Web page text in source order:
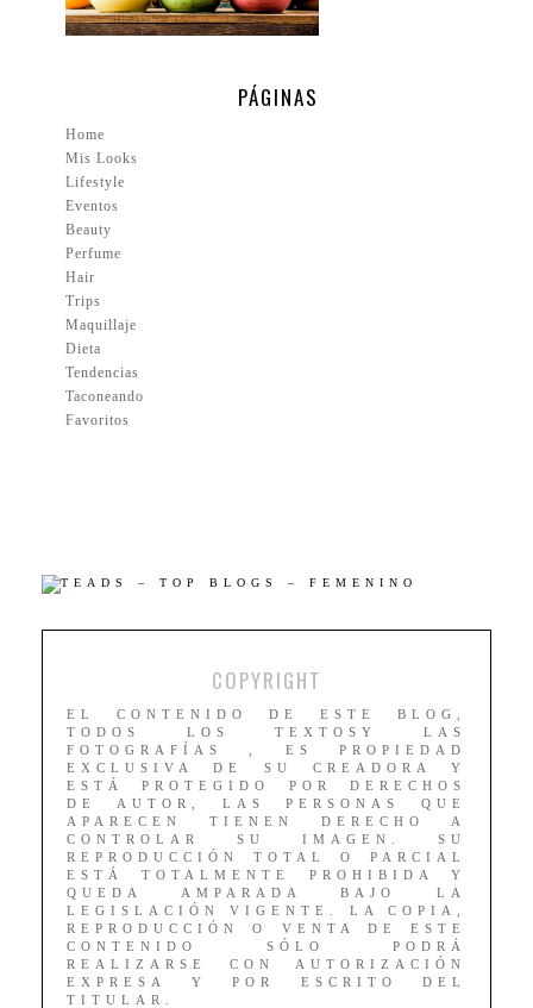
PÁGINAS
Home
Mis Looks
Lifestyle
Eventos
Beauty
Perfume
Hair
Trips
Maquillaje
Dieta
Tendencias
Taconeando
Favoritos
COPYRIGHT
EL CONTENIDO DE ESTE BLOG,
TODOS LOS TEXTOSY LAS
FOTOGRAFÍAS , ES PROPIEDAD
EXCLUSIVA DE SU CREADORA Y
ESTÁ PROTEGIDO POR DERECHOS
DE AUTOR, LAS PERSONAS QUE
APARECEN TIENEN DERECHO A
CONTROLAR SU IMAGEN. SU
REPRODUCCIÓN TOTAL O PARCIAL
ESTÁ TOTALMENTE PROHIBIDA Y
QUEDA AMPARADA BAJO LA
LEGISLACIÓN VIGENTE. LA COPIA,
REPRODUCCIÓN O VENTA DE ESTE
CONTENIDO SÓLO PODRÁ
REALIZARSE CON AUTORIZACIÓN
EXPRESA Y POR ESCRITO DEL
TITULAR.